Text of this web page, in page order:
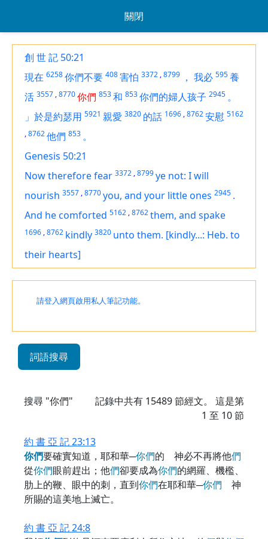
關閉
創 世 記 50:21
現在 6258你們不要 408害怕 3372 ,8799 ， 我必 595養
活 3557 ,8770你們 853和 853你們的婦人孩子 2945 。
」於是約瑟用 5921 親愛 3820 的話 1696 ,8762安慰 5162
,8762他們 853 。
Genesis 50:21
Now therefore fear 3372 ,8799ye not: I will
nourish 3557 ,8770you, and your little ones 2945 .
And he comforted 5162 ,8762them, and spake
1696 ,8762 kindly 3820 unto them. [kindly...: Heb. to
their hearts]
請登入網頁啟用私人筆記功能。
詞語搜尋
搜尋 "你們" 記錄中共有 15489節經文。 這是第
1 至 10 節
約 書 亞 記 23:13
你們要確實知道，耶和華─你們的 神必不再將他們
從你們眼前趕出；他們卻要成為你們的網羅、機檻、
肋上的鞭、眼中的刺，直到你們在耶和華─你們 神
所賜的這美地上滅亡。
約 書 亞 記 24:8